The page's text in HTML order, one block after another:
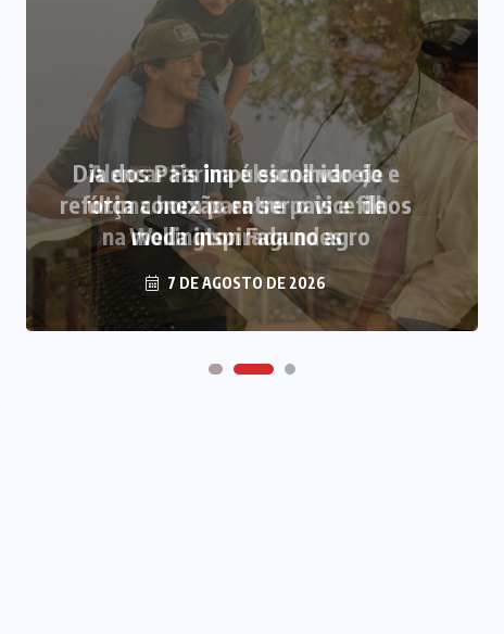
Alencar Farina é escolhido de
última hora para ser o vice de
Wellington Fagundes
7 DE AGOSTO DE 2026